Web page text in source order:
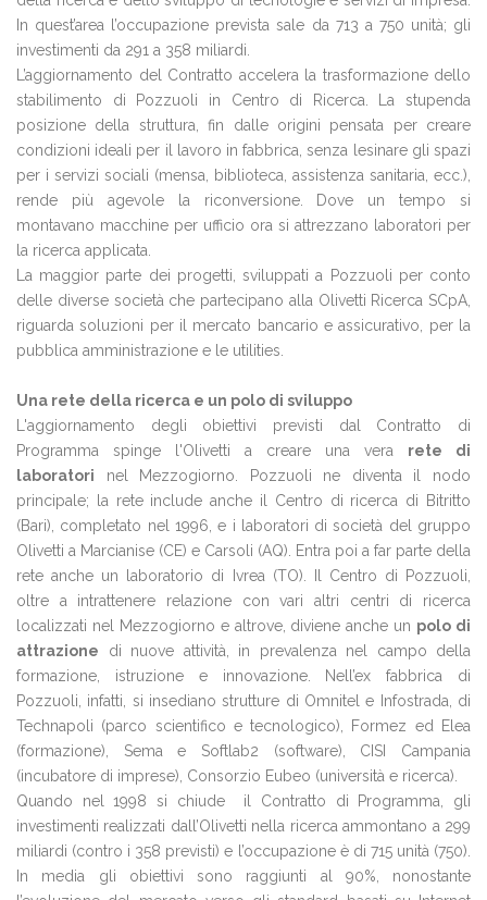
In quest’area l’occupazione prevista sale da 713 a 750 unità; gli
investimenti da 291 a 358 miliardi.
L’aggiornamento del Contratto accelera la trasformazione dello
stabilimento di Pozzuoli in Centro di Ricerca. La stupenda
posizione della struttura, fin dalle origini pensata per creare
condizioni ideali per il lavoro in fabbrica, senza lesinare gli spazi
per i servizi sociali (mensa, biblioteca, assistenza sanitaria, ecc.),
rende più agevole la riconversione. Dove un tempo si
montavano macchine per ufficio ora si attrezzano laboratori per
la ricerca applicata.
La maggior parte dei progetti, sviluppati a Pozzuoli per conto
delle diverse società che partecipano alla Olivetti Ricerca SCpA,
riguarda soluzioni per il mercato bancario e assicurativo, per la
pubblica amministrazione e le utilities.
Una rete della ricerca e un polo di sviluppo
L'aggiornamento degli obiettivi previsti dal Contratto di
Programma spinge l'Olivetti a creare una vera rete di
laboratori nel Mezzogiorno. Pozzuoli ne diventa il nodo
principale; la rete include anche il Centro di ricerca di Bitritto
(Bari), completato nel 1996, e i laboratori di società del gruppo
Olivetti a Marcianise (CE) e Carsoli (AQ). Entra poi a far parte della
rete anche un laboratorio di Ivrea (TO). Il Centro di Pozzuoli,
oltre a intrattenere relazione con vari altri centri di ricerca
localizzati nel Mezzogiorno e altrove, diviene anche un polo di
attrazione di nuove attività, in prevalenza nel campo della
formazione, istruzione e innovazione. Nell’ex fabbrica di
Pozzuoli, infatti, si insediano strutture di Omnitel e Infostrada, di
Technapoli (parco scientifico e tecnologico), Formez ed Elea
(formazione), Sema e Softlab2 (software), CISI Campania
(incubatore di imprese), Consorzio Eubeo (università e ricerca).
Quando nel 1998 si chiude il Contratto di Programma, gli
investimenti realizzati dall’Olivetti nella ricerca ammontano a 299
miliardi (contro i 358 previsti) e l’occupazione è di 715 unità (750).
In media gli obiettivi sono raggiunti al 90%, nonostante